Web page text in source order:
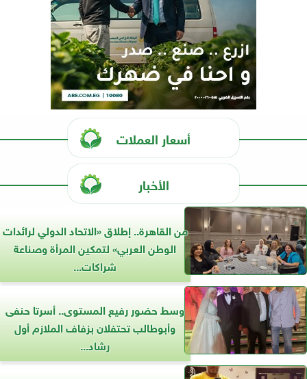
أسعار العملات
الأخبار
من القاهرة.. إطلاق «الاتحاد الدولي لرائدات
الوطن العربي» لتمكين المرأة وصناعة
شراكات...
وسط حضور رفيع المستوى.. أسرتا حنفى
وأبوطالب تحتفلان بزفاف الملازم أول
رشاد...